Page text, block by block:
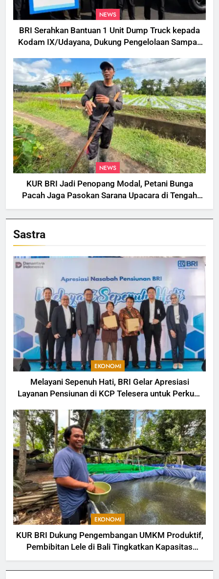
NEWS
BRI Serahkan Bantuan 1 Unit Dump Truck kepada
Kodam IX/Udayana, Dukung Pengelolaan Sampah
NEWS
KUR BRI Jadi Penopang Modal, Petani Bunga
Pacah Jaga Pasokan Sarana Upacara di Tengah
Fluktuasi Harga dan Tantangan Cuaca
Sastra
EKONOMI
Melayani Sepenuh Hati, BRI Gelar Apresiasi
Layanan Pensiunan di KCP Telesera untuk Perkuat
EKONOMI
KUR BRI Dukung Pengembangan UMKM Produktif,
Pembibitan Lele di Bali Tingkatkan Kapasitas
Produksi